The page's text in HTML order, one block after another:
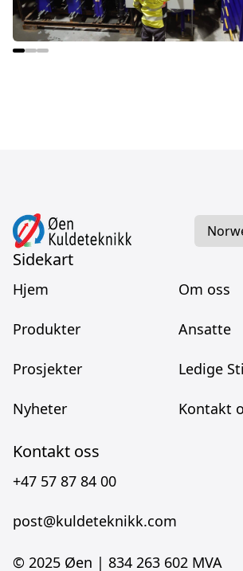
Språk
Sidekart
Hjem
Produkter
Prosjekter
Nyheter
Om oss
Ansatte
Ledige
Kontakt
Kontakt oss
+47 57 87 84 00
post@kuldeteknikk.com
© 2025 Øen | 834 263 602 MVA